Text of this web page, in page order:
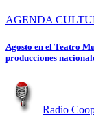
AGENDA
Agosto en el Teatro
producciones
Radio